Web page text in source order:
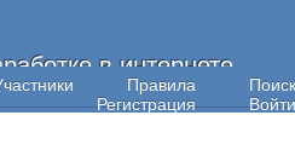
в интернете
Правила
Поиск
Регистрация
Войти